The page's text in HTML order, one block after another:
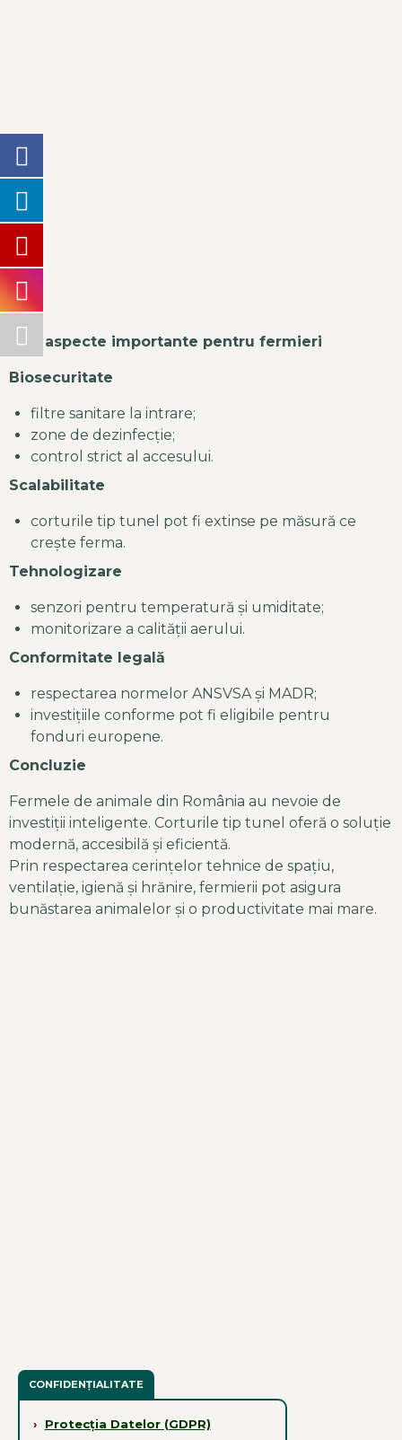
Alte aspecte importante pentru fermieri
Biosecuritate
filtre sanitare la intrare;
zone de dezinfecție;
control strict al accesului.
Scalabilitate
corturile tip tunel pot fi extinse pe măsură ce
crește ferma.
Tehnologizare
senzori pentru temperatură și umiditate;
monitorizare a calității aerului.
Conformitate legală
respectarea normelor ANSVSA și MADR;
investițiile conforme pot fi eligibile pentru
fonduri europene.
Concluzie
Fermele de animale din România au nevoie de
investiții inteligente. Corturile tip tunel oferă o soluție
modernă, accesibilă și eficientă.
Prin respectarea cerințelor tehnice de spațiu,
ventilație, igienă și hrănire, fermierii pot asigura
bunăstarea animalelor și o productivitate mai mare.
CONFIDENȚIALITATE
›
Protecția Datelor (GDPR)